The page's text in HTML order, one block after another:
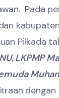
Pada
Pilkada
LKPMP
dengan